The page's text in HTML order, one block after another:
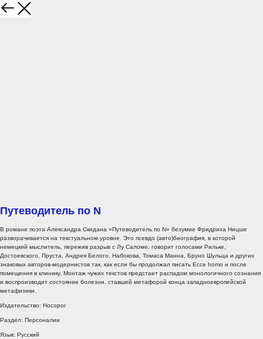
Путеводитель по N
В романе поэта Александра Скидана «Путеводитель по N» безумие Фридриха Ницше
разворачивается на текстуальном уровне. Это псевдо (авто)биография, в которой
немецкий мыслитель, пережив разрыв с Лу Саломе, говорит голосами Рильке,
Достоевского, Пруста, Андрея Белого, Набокова, Томаса Манна, Бруно Шульца и других
знаковых авторов-модернистов так, как если бы продолжал писать Ecce homo и после
помещения в клинику. Монтаж чужих текстов предстает распадом монологичного сознания
и воспроизводит состояние болезни, ставшей метафорой конца западноевропейской
метафизики.
Издательство: Носорог
Раздел: Персоналии
Язык: Русский